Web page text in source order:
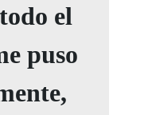
el
puso